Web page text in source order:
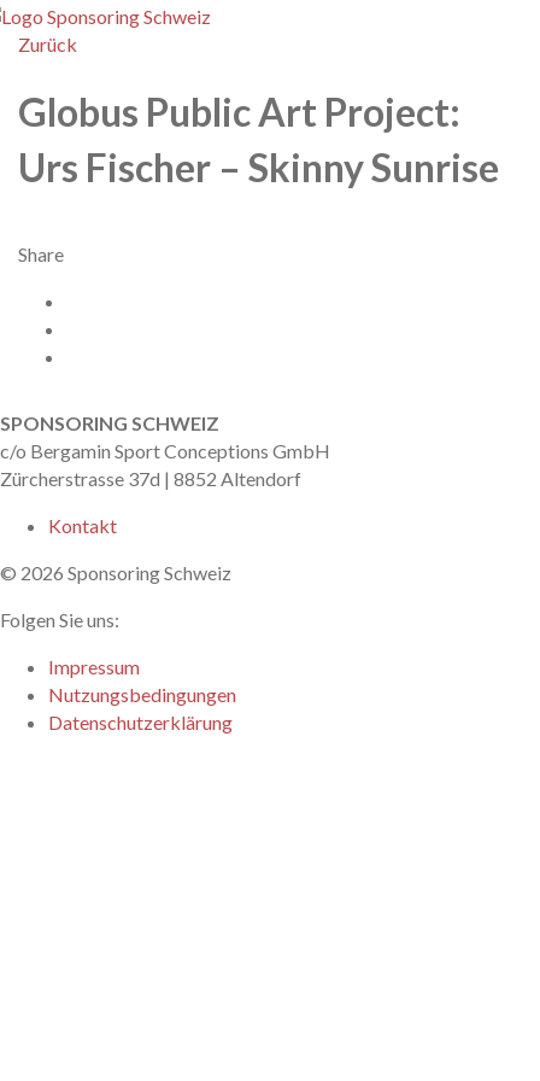
Zurück
Globus Public Art Project:
Urs Fischer – Skinny Sunrise
Share
SPONSORING SCHWEIZ
c/o Bergamin Sport Conceptions GmbH
Zürcherstrasse 37d | 8852 Altendorf
Kontakt
© 2026 Sponsoring Schweiz
Folgen Sie uns:
LinkedinImpressum
Nutzungsbedingungen
Datenschutzerklärung